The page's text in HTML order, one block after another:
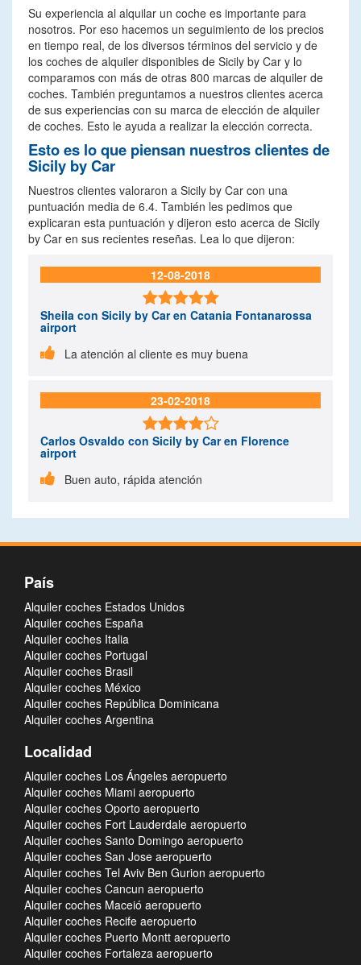
Su experiencia al alquilar un coche es importante para
nosotros. Por eso hacemos un seguimiento de los precios
en tiempo real, de los diversos términos del servicio y de
los coches de alquiler disponibles de Sicily by Car y lo
comparamos con más de otras 800 marcas de alquiler de
coches. También preguntamos a nuestros clientes acerca
de sus experiencias con su marca de elección de alquiler
de coches. Esto le ayuda a realizar la elección correcta.
Esto es lo que piensan nuestros clientes de
Sicily by Car
Nuestros clientes valoraron a Sicily by Car con una
puntuación media de 6.4. También les pedimos que
explicaran esta puntuación y dijeron esto acerca de Sicily
by Car en sus recientes reseñas. Lea lo que dijeron:
12-08-2018

Sheila con Sicily by Car en Catania Fontanarossa
airport

La atención al cliente es muy buena
23-02-2018

Carlos Osvaldo con Sicily by Car en Florence
airport

Buen auto, rápida atención
País
Alquiler coches Estados Unidos
Alquiler coches España
Alquiler coches Italia
Alquiler coches Portugal
Alquiler coches Brasil
Alquiler coches México
Alquiler coches República Dominicana
Alquiler coches Argentina
Localidad
Alquiler coches Los Ángeles aeropuerto
Alquiler coches Miami aeropuerto
Alquiler coches Oporto aeropuerto
Alquiler coches Fort Lauderdale aeropuerto
Alquiler coches Santo Domingo aeropuerto
Alquiler coches San Jose aeropuerto
Alquiler coches Tel Aviv Ben Gurion aeropuerto
Alquiler coches Cancun aeropuerto
Alquiler coches Maceió aeropuerto
Alquiler coches Recife aeropuerto
Alquiler coches Puerto Montt aeropuerto
Alquiler coches Fortaleza aeropuerto